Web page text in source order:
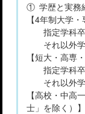
① 学歴と実務
【4年制大学
指定学科卒
それ以外学
【短大・高専
指定学科卒
それ以外学
【高校・中高
士」を除く）】